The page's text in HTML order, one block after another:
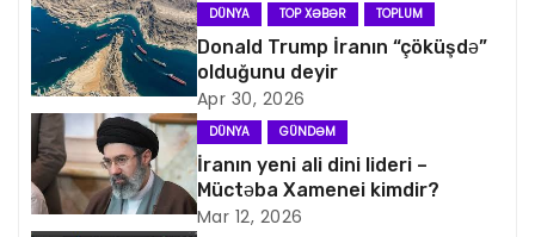
v
i
q
a
s
DÜNYA TOP XƏBƏR TOPLUM
Donald Trump İranın “çöküşdə”
olduğunu deyir
Apr 30, 2026
DÜNYA GÜNDƏM
İranın yeni ali dini lideri –
Müctəba Xamenei kimdir?
Mar 12, 2026